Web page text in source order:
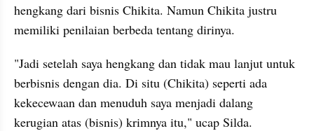
hengkang dari bisnis Chikita. Namun Chikita justru
memiliki penilaian berbeda tentang dirinya.
"Jadi setelah saya hengkang dan tidak mau lanjut untuk
berbisnis dengan dia. Di situ (Chikita) seperti ada
kekecewaan dan menuduh saya menjadi dalang
kerugian atas (bisnis) krimnya itu," ucap Silda.